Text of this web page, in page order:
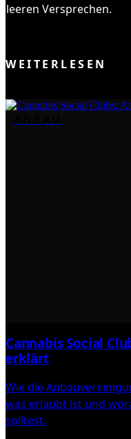
leeren Versprechen.
WEITERLESEN
Cannabis Social
erklärt
Wie die
was erlaubt ist und
solltest.